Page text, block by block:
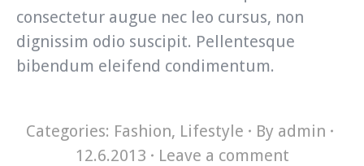
consectetur augue nec leo cursus, non
dignissim odio suscipit. Pellentesque
bibendum eleifend condimentum.
Categories: Fashion, Lifestyle By admin
12.6.2013
Leave a comment